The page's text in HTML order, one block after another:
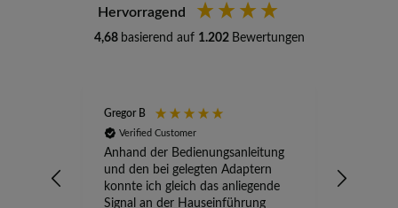
Hervorragend
4,68 basierend auf 1.202 Bewertungen
Gregor B
Verified Customer
Anhand der Bedienungsanleitung
und den bei gelegten Adaptern
konnte ich gleich das anliegende
Signal an der Hauseinführung